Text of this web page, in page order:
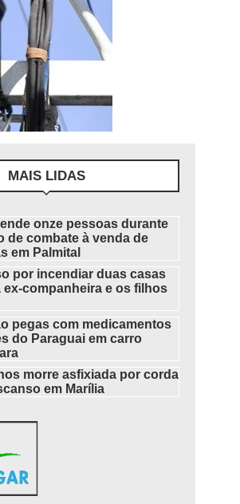
MAIS LIDAS
onze pessoas durante
de combate à venda de
em Palmital
por incendiar duas casas
ex-companheira e os filhos
pegas com medicamentos
do Paraguai em carro
morre asfixiada por corda
em Marília